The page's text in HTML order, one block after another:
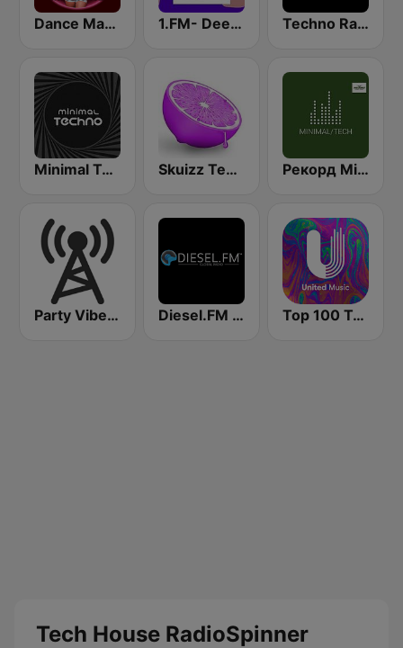
Dance Machine 1.FM- Deep Techno & Tech House Techno Radio
Minimal Techno Radio Skuizz Tech-House Рекорд Minimal/Tech (Record Minimal/Tech)
Party Vibe: Techno Radio Diesel.FM TECHNO Top 100 Tech House - United Music
Tech House RadioSpinner